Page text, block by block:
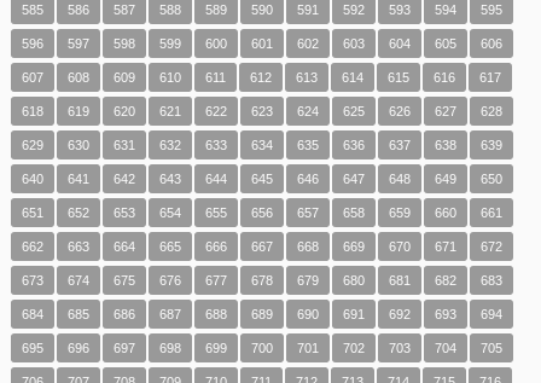
585 586 587 588 589 590 591 592 593 594 595
596 597 598 599 600 601 602 603 604 605 606
607 608 609 610 611 612 613 614 615 616 617
618 619 620 621 622 623 624 625 626 627 628
629 630 631 632 633 634 635 636 637 638 639
640 641 642 643 644 645 646 647 648 649 650
651 652 653 654 655 656 657 658 659 660 661
662 663 664 665 666 667 668 669 670 671 672
673 674 675 676 677 678 679 680 681 682 683
684 685 686 687 688 689 690 691 692 693 694
695 696 697 698 699 700 701 702 703 704 705